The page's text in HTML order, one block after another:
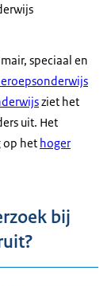
speciaal en
ziet het
uit. Het
op het hoger
bij